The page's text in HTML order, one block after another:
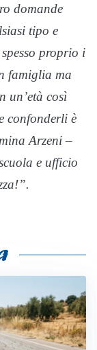
domande
tipo e
proprio i
famiglia ma
un’età così
confonderli è
Arzeni –
e ufficio